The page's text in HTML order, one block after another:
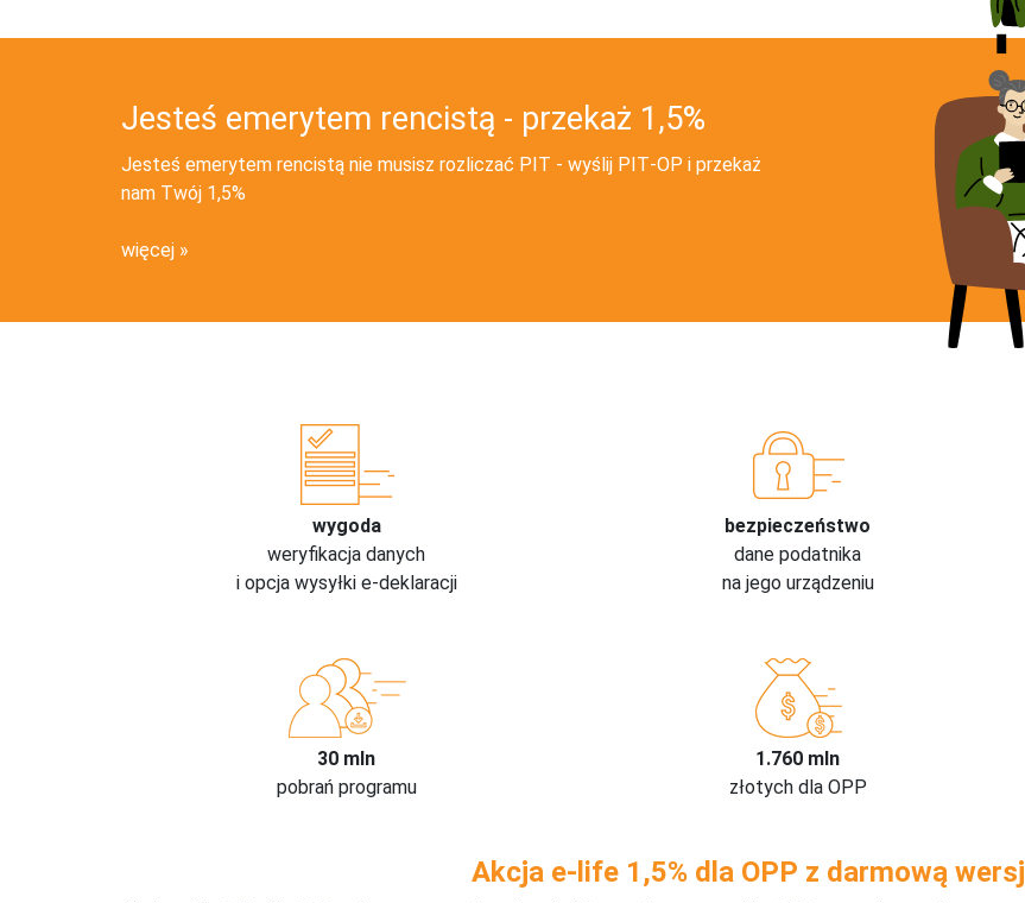
Jesteś emerytem rencistą - przekaż 1,5%
Jesteś emerytem rencistą nie musisz rozliczać PIT - wyślij PIT‑OP i przekaż
nam Twój 1,5%
więcej
wygoda
weryfikacja danych
i opcja wysyłki e-deklaracji
bezpieczeństwo
dane podatnika
na jego urządzeniu
30 mln
pobrań programu
1.760 mln
złotych dla OPP
Akcja e-life 1,5% dla OPP z darmową